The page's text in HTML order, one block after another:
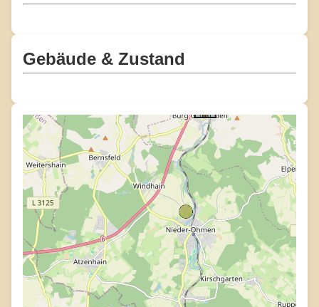
Gebäude & Zustand